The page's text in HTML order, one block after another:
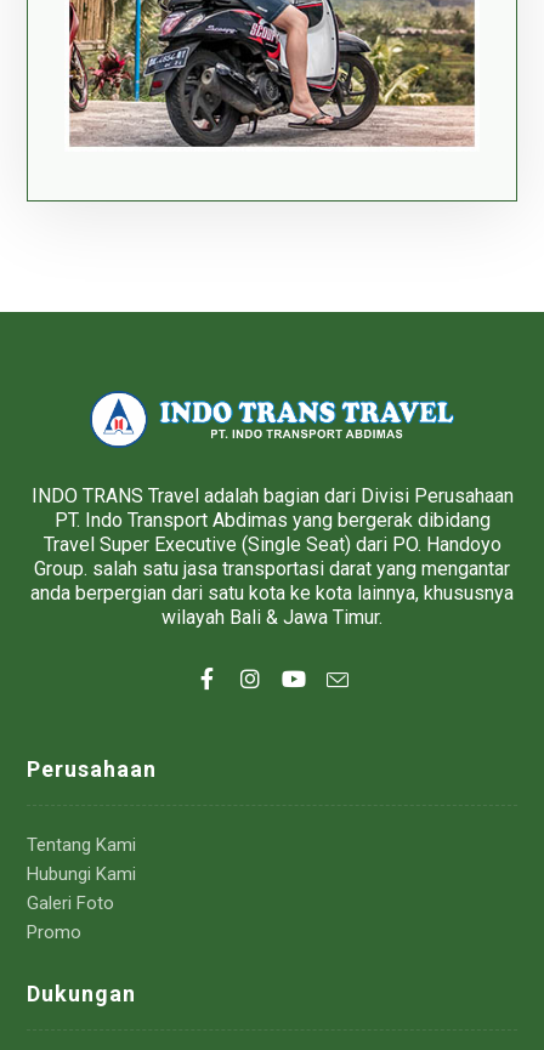
INDO TRANS Travel adalah bagian dari Divisi Perusahaan
PT. Indo Transport Abdimas yang bergerak dibidang
Travel Super Executive (Single Seat) dari PO. Handoyo
Group. salah satu jasa transportasi darat yang mengantar
anda berpergian dari satu kota ke kota lainnya, khususnya
wilayah Bali & Jawa Timur.
Perusahaan
Tentang Kami
Hubungi Kami
Galeri Foto
Promo
Dukungan